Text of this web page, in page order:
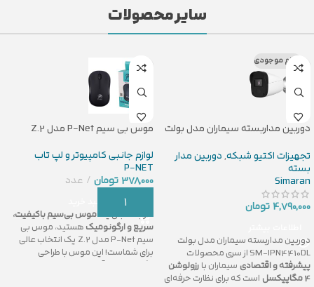
سایر محصولات
اتمام موجودی
دوربین مداربسته سیماران مدل بولت
تجهیزات اکتیو شبکه,دوربین مدار
بسته
Simaran
4,790,000 تومان
دوربین مداربسته سیماران مدل بولت
SM-IPN4410DL از سری محصولات
پیشرفته و اقتصادی سیماران بارزولوشن
4 مگاپیکسل
است که برای نظارت حرفه‌ای
موس بی سیم P-Net مدل Z.2
لوازم جانبی کامپیوتر و لپ تاب
P-NET
378,000 تومان عدد
افزودن به سبد خرید
اگر به دنبال یکموس بی‌سیم باکیفیت،
سریع و ارگونومیکهستید، موس بی
سیم P-Net مدل Z.2 یک انتخاب عالی
برای شماست! این موس با طراحی
ارگونومیک و قابلیت اتصال بی‌سیم،